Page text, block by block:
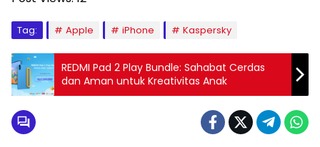
Tag: Apple iPhone Kaspersky
REDMI Pad 2 Play Bundle: Sahabat Cerdas
dan Aman untuk Kreativitas Anak